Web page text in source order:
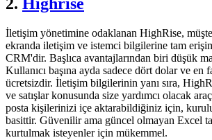
İletişim yönetimine odaklanan HighRise,
ekranda iletişim ve istemci bilgilerine tam
CRM'dir. Başlıca avantajlarından biri düşük
Kullanıcı başına ayda sadece dört dolar ve en
ücretsizdir. İletişim bilgilerinin yanı sıra,
ve satışlar konusunda size yardımcı olacak
posta kişilerinizi içe aktarabildiğiniz için,
basittir. Güvenilir ama güncel olmayan Excel
kurtulmak isteyenler için mükemmel.